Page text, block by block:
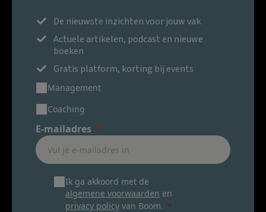
De nieuwste inzichten voor jouw vak
Actuele artikelen, podcast en nieuwe
boeken
Gratis platform, korting bij events
Management
Coaching
E-mailadres
Ik ga akkoord met de
algemene voorwaarden en
privacy policy van Boom.